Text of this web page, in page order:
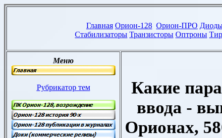
Какие
ввода -
Орионах,